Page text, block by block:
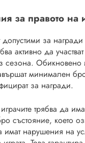
за правото на
за награди
активно да
сезона. Обикновено
минимален
за награди.
трябва да
състояние, което
имат нарушения на